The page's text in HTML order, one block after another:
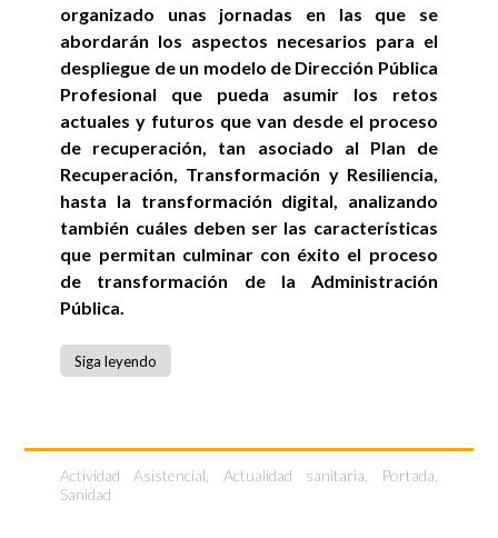
organizado unas jornadas en las que se
abordarán los aspectos necesarios para el
despliegue de un modelo de Dirección Pública
Profesional que pueda asumir los retos
actuales y futuros que van desde el proceso
de recuperación, tan asociado al Plan de
Recuperación, Transformación y Resiliencia,
hasta la transformación digital, analizando
también cuáles deben ser las características
que permitan culminar con éxito el proceso
de transformación de la Administración
Pública.
Siga leyendo
Actividad Asistencial Actualidad sanitaria Portada
Sanidad